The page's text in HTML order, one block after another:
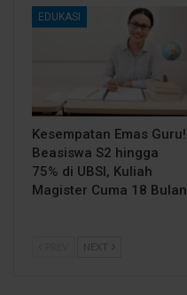
EDUKASI
Kesempatan Emas Guru!
Beasiswa S2 hingga
75% di UBSI, Kuliah
Magister Cuma 18 Bulan
NEXT